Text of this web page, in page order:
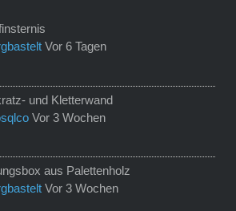
Vor 6 Tagen
und Kletterwand
Vor 3 Wochen
aus Palettenholz
Vor 3 Wochen